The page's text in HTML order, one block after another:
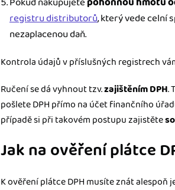
registru distributorů, který vede celní
nezaplacenou daň.
Kontrola údajů v příslušných registrech
Ručení se dá vyhnout tzv.zajištěním DPH.
pošlete DPH přímo na účet finančního
případě si při takovém postupu zajistěte
Jak na ověření plátce
K ověření plátce DPH musíte znát alespoň